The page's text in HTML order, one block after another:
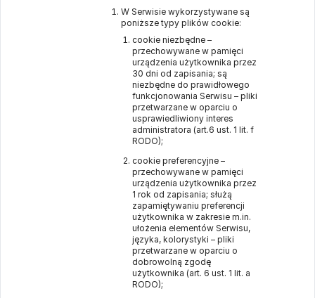
W Serwisie wykorzystywane są
poniższe typy plików cookie:
cookie niezbędne –
przechowywane w pamięci
urządzenia użytkownika przez
30 dni od zapisania; są
niezbędne do prawidłowego
funkcjonowania Serwisu – pliki
przetwarzane w oparciu o
usprawiedliwiony interes
administratora (art.6 ust. 1 lit. f
RODO);
cookie preferencyjne –
przechowywane w pamięci
urządzenia użytkownika przez
1 rok od zapisania; służą
zapamiętywaniu preferencji
użytkownika w zakresie m.in.
ułożenia elementów Serwisu,
języka, kolorystyki – pliki
przetwarzane w oparciu o
dobrowolną zgodę
użytkownika (art. 6 ust. 1 lit. a
RODO);